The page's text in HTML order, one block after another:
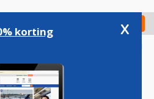
Check in
korting x